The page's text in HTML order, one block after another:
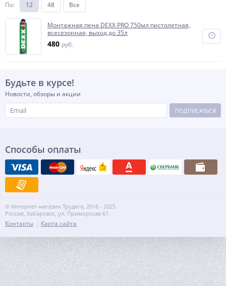
По: 12 48 Все
Монтажная пена DEXX PRO 750мл пистолетная,
всесезонная, выход до 35л
480 руб.
Будьте в курсе!
Новости, обзоры и акции
ПОДПИСАТЬСЯ
Способы оплаты
© Интернет-магазин Трудяга, 2016 - 2025
Россия, Хабаровск, ул. Приморская 61
Контакты Карта сайта